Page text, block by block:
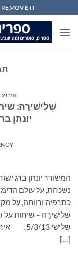
to
content
IT...
יונתן
המשורר יונתן ברג
נשכחת, על עולם
כתרפיה ורווחה, על
שְׁלִישִׁירָה – שיחות על
שלישי
[…]